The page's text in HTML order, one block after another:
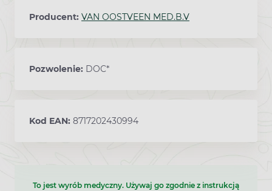
Producent: VAN OOSTVEEN MED.B.V
Pozwolenie: DOC*
Kod EAN: 8717202430994
To jest wyrób medyczny. Używaj go zgodnie z instrukcją